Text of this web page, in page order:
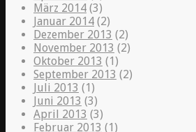
März 2014 (3)
Januar 2014 (2)
Dezember 2013 (2)
November 2013 (2)
Oktober 2013 (1)
September 2013 (2)
Juli 2013 (1)
Juni 2013 (3)
April 2013 (3)
Februar 2013 (1)